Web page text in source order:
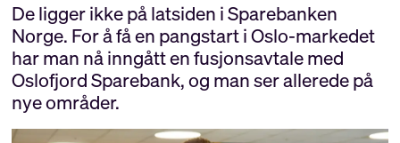
De ligger ikke på latsiden i Sparebanken
Norge. For å få en pangstart i Oslo-markedet
har man nå inngått en fusjonsavtale med
Oslofjord Sparebank, og man ser allerede på
nye områder.